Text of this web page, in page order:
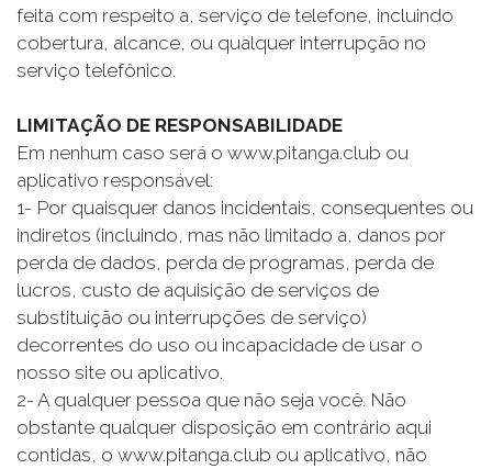
feita com respeito a, serviço de telefone, incluindo
cobertura, alcance, ou qualquer interrupção no
serviço telefônico.
LIMITAÇÃO DE RESPONSABILIDADE
Em nenhum caso será o www.pitanga.club ou
aplicativo responsável:
1- Por quaisquer danos incidentais, consequentes ou
indiretos (incluindo, mas não limitado a, danos por
perda de dados, perda de programas, perda de
lucros, custo de aquisição de serviços de
substituição ou interrupções de serviço)
decorrentes do uso ou incapacidade de usar o
nosso site ou aplicativo.
2- A qualquer pessoa que não seja você. Não
obstante qualquer disposição em contrário aqui
contidas, o www.pitanga.club ou aplicativo, não